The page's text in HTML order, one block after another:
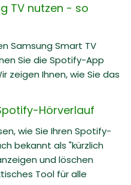
TV nutzen - so
Samsung Smart TV
Sie die Spotify-App
zeigen Ihnen, wie Sie das
Hörverlauf
wie Sie Ihren Spotify-
bekannt als "kürzlich
und löschen
Tool für alle